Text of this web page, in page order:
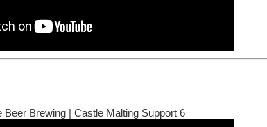
Beer Brewing | Castle Malting Support 6